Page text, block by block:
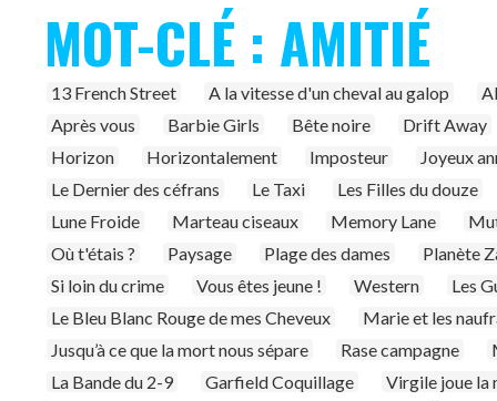
MOT-CLÉ : AMITIÉ
13 French Street A la vitesse d'un cheval au galop
Après vous
Barbie Girls Bête noire
Drift Away
Horizon
Horizontalement Imposteur
Joyeux
Le Dernier des céfrans
Le Taxi
Les Filles du douze
Lune Froide
Marteau ciseaux Memory Lane
Où t'étais ?
Paysage Plage des dames
Planète
Si loin du crime
Vous êtes jeune ! Western
Les
Le Bleu Blanc Rouge de mes Cheveux
Marie et les
Jusqu’à ce que la mort nous sépare
Rase campagne
La Bande du 2-9
Garfield Coquillage
Virgile joue la